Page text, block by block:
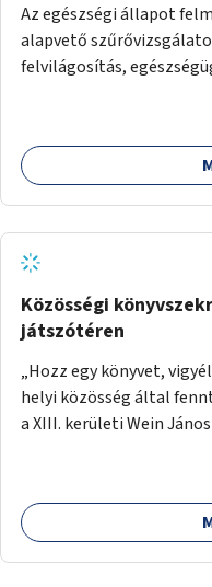
Az egészségi állapot
alapvető
felvilágosítás,
Közösségi
játszótéren
„Hozz egy könyvet,
helyi közösség által
a XIII. kerületi Wein